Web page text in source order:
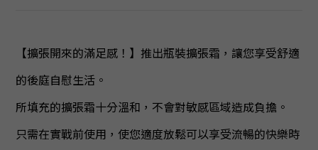
【擴張開來的滿足感！】推出瓶裝擴張霜，讓您享受舒適
的後庭自慰生活。
所填充的擴張霜十分溫和，不會對敏感區域造成負擔。
只需在實戰前使用，使您適度放鬆可以享受流暢的快樂時